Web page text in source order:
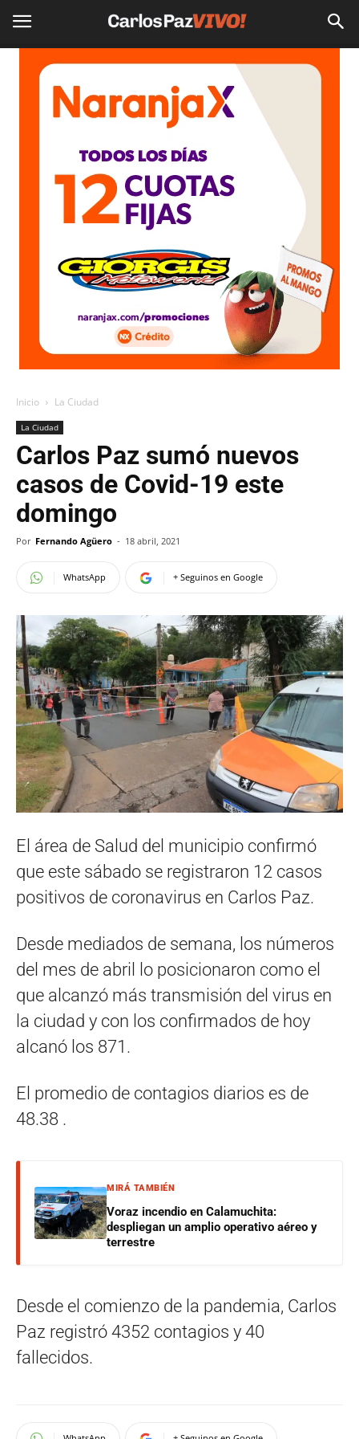
Inicio La Ciudad
La Ciudad
Carlos Paz sumó nuevos
casos de Covid-19 este
domingo
Por Fernando Agüero - 18 abril, 2021
WhatsApp + Seguinos en Google
El área de Salud del municipio confirmó
que este sábado se registraron 12 casos
positivos de coronavirus en Carlos Paz.
Desde mediados de semana, los números
del mes de abril lo posicionaron como el
que alcanzó más transmisión del virus en
la ciudad y con los confirmados de hoy
alcanó los 871.
El promedio de contagios diarios es de
48.38 .
MIRÁ TAMBIÉN
Voraz incendio en Calamuchita:
despliegan un amplio operativo aéreo y
terrestre
Desde el comienzo de la pandemia, Carlos
Paz registró 4352 contagios y 40
fallecidos.